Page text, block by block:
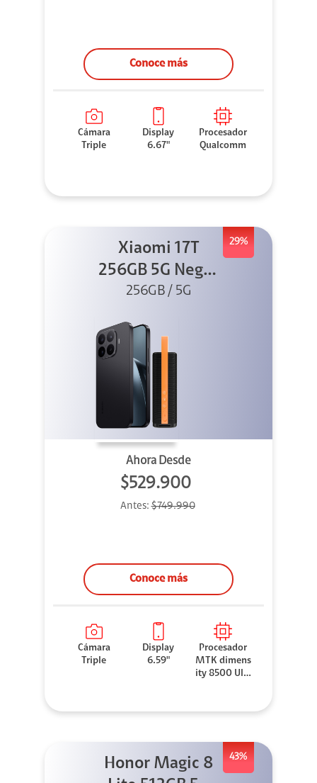
Conoce más
Cámara
Triple
Display
6.67"
Procesador
Qualcomm
29%
Xiaomi 17T
256GB 5G Negro
+ Sound
256GB / 5G
Ahora Desde
$529.900
Antes:$749.990
Conoce más
Cámara
Triple
Display
6.59"
Procesador
MTK dimens
ity 8500 Ultr
43%
Honor Magic 8